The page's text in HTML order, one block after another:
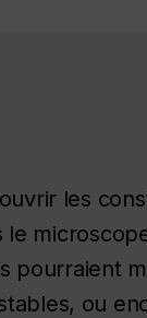
les
le
pourraient
ou